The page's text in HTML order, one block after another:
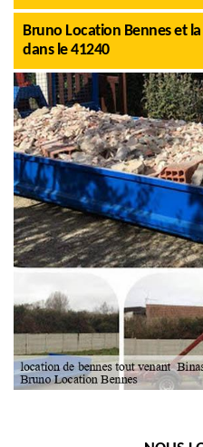
Bruno Location Bennes et
dans le 41240